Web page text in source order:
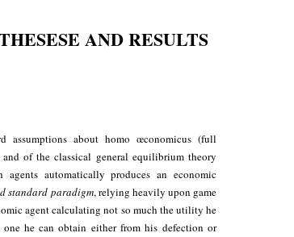
AND RESULTS
about homo œconomicus (full
of the classical general equilibrium theory
automatically produces an economic
standard paradigm, relying heavily upon game
agent calculating not so much the utility he
he can obtain either from his defection or